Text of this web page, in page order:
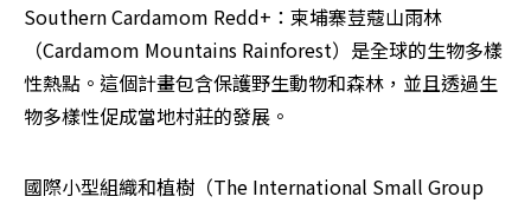
Southern Cardamom Redd+：柬埔寨荳蔻山雨林
（Cardamom Mountains Rainforest）是全球的生物多樣
性熱點。這個計畫包含保護野生動物和森林，並且透過生
物多樣性促成當地村莊的發展。
國際小型組織和植樹（The International Small Group